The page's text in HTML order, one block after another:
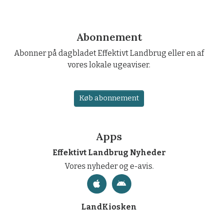
Abonnement
Abonner på dagbladet Effektivt Landbrug eller en af
vores lokale ugeaviser.
Køb abonnement
Apps
Effektivt Landbrug Nyheder
Vores nyheder og e-avis.
LandKiosken